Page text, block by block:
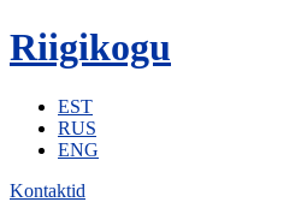
Riigikogu
EST
RUS
ENG
Kontaktid